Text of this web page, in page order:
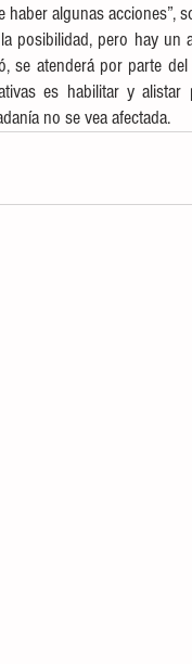
algunas acciones”,
posibilidad, pero hay un
se atenderá por parte del
es habilitar y alistar
no se vea afectada.